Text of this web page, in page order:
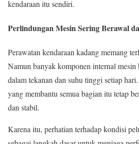
kendaraan itu sendiri.
Perlindungan Mesin Sering Berawal
Perawatan kendaraan kadang memang
Namun banyak komponen internal mesin
dalam tekanan dan suhu tinggi setiap
yang membantu semua bagian itu tetap
dan stabil.
Karena itu, perhatian terhadap kondisi